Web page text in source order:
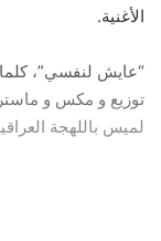
الأغنية.
“عايش لنفسي”،
توزيع و مكس و ماستر
لميس باللهجة